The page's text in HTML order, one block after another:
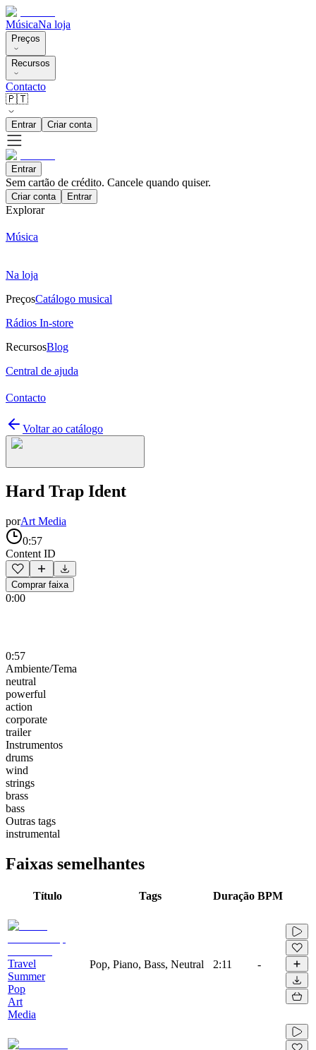
MúsicaNa loja
Preços
Recursos
Contacto
🇵🇹
Entrar Criar conta
Entrar
Sem cartão de crédito. Cancele quando quiser.
Criar conta Entrar
Explorar
Música
Na loja
PreçosCatálogo musical
Rádios In-store
RecursosBlog
Central de ajuda
Contacto
Voltar ao catálogo
Hard Trap Ident
porArt Media
0:57
Content ID
Comprar faixa
0:00
0:57
Ambiente/Tema
neutral
powerful
action
corporate
trailer
Instrumentos
drums
wind
strings
brass
bass
Outras tags
instrumental
Faixas semelhantes
Título Tags Duração BPM
Travel
Summer
Pop
Art
Media
Pop, Piano, Bass, Neutral 2:11 -